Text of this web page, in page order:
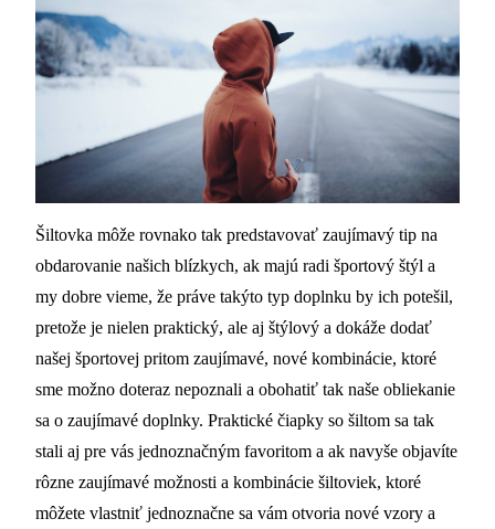
Šiltovka môže rovnako tak predstavovať zaujímavý tip na
obdarovanie našich blízkych, ak majú radi športový štýl a
my dobre vieme, že práve takýto typ doplnku by ich potešil,
pretože je nielen praktický, ale aj štýlový a dokáže dodať
našej športovej pritom zaujímavé, nové kombinácie, ktoré
sme možno doteraz nepoznali a obohatiť tak naše obliekanie
sa o zaujímavé doplnky. Praktické čiapky so šiltom sa tak
stali aj pre vás jednoznačným favoritom a ak navyše objavíte
rôzne zaujímavé možnosti a kombinácie šiltoviek, ktoré
môžete vlastniť jednoznačne sa vám otvoria nové vzory a